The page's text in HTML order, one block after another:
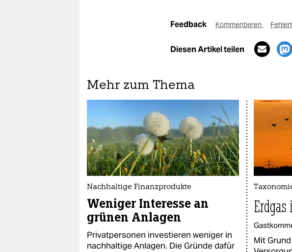
Feedback Kommentieren
Diesen Artikel teilen
Mehr zum Thema
Nachhaltige Finanzprodukte
Weniger Interesse an
grünen Anlagen
Privatpersonen investieren weniger in
nachhaltige Anlagen. Die Gründe dafür
Mit